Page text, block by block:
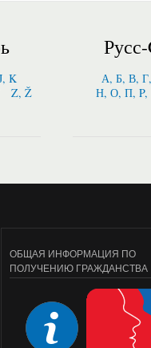
K
Z, Ž
А, Б, В,
Н, О, П,
ОБЩАЯ ИНФОРМАЦИЯ ПО
ПОЛУЧЕНИЮ ГРАЖДАНСТВА